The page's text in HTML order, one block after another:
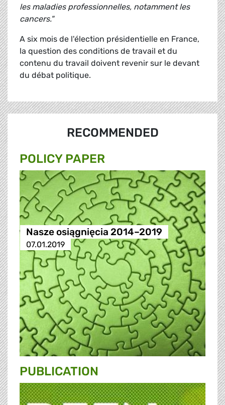
les maladies professionnelles, notamment les
cancers."
A six mois de l'élection présidentielle en France,
la question des conditions de travail et du
contenu du travail doivent revenir sur le devant
du débat politique.
RECOMMENDED
POLICY PAPER
Nasze osiągnięcia 2014–2019
07.01.2019
PUBLICATION